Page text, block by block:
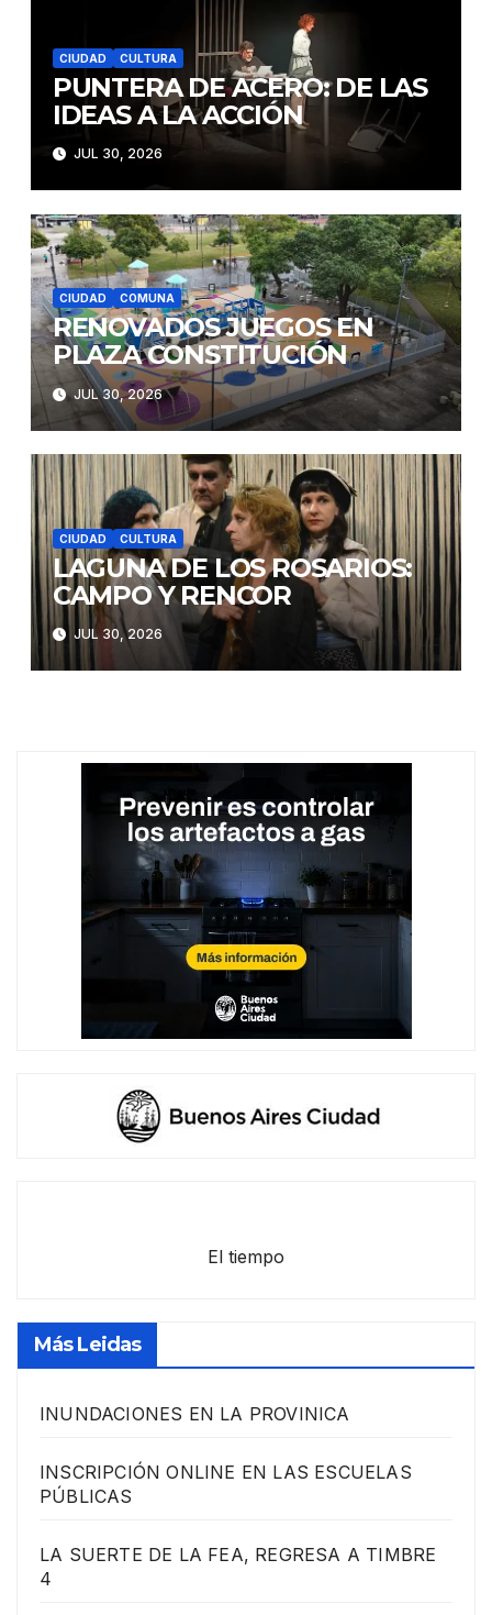
CIUDAD CULTURA
PUNTERA DE ACERO: DE LAS
IDEAS A LA ACCIÓN
JUL 30, 2026
CIUDAD COMUNA
RENOVADOS JUEGOS EN
PLAZA CONSTITUCIÓN
JUL 30, 2026
CIUDAD CULTURA
LAGUNA DE LOS ROSARIOS:
CAMPO Y RENCOR
JUL 30, 2026
El tiempo
Más Leidas
INUNDACIONES EN LA PROVINICA
INSCRIPCIÓN ONLINE EN LAS ESCUELAS
PÚBLICAS
LA SUERTE DE LA FEA, REGRESA A TIMBRE
4